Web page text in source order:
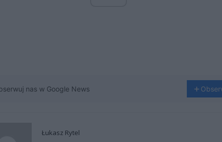
nas w Google News
Łukasz Rytel